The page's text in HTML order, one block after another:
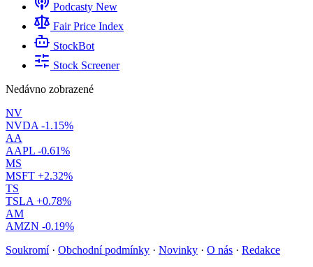
Podcasty New
Fair Price Index
StockBot
Stock Screener
Nedávno zobrazené
NV
NVDA -1.15%
AA
AAPL -0.61%
MS
MSFT +2.32%
TS
TSLA +0.78%
AM
AMZN -0.19%
Soukromí · Obchodní podmínky · Novinky · O nás · Redakce